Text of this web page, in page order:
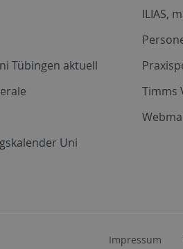
Tübingen aktuell
Uni
ILIAS,
Timms
Impressum